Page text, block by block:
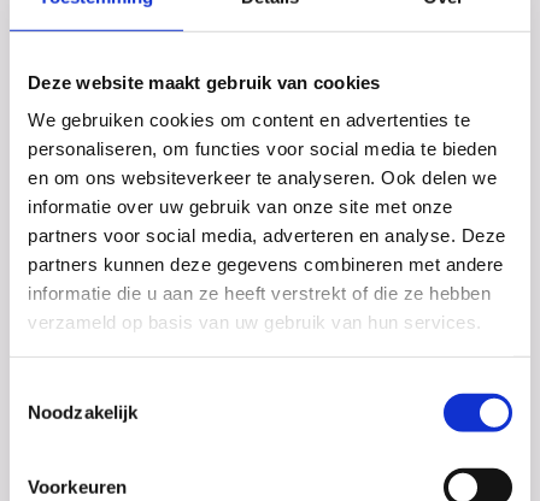
Deze website maakt gebruik van cookies
We gebruiken cookies om content en advertenties te
personaliseren, om functies voor social media te bieden
en om ons websiteverkeer te analyseren. Ook delen we
informatie over uw gebruik van onze site met onze
partners voor social media, adverteren en analyse. Deze
partners kunnen deze gegevens combineren met andere
informatie die u aan ze heeft verstrekt of die ze hebben
verzameld op basis van uw gebruik van hun services.
Noodzakelijk
Voorkeuren
Examens!
De eerste twee dagen van het CSE zijn inmiddels
voorbij. Het Dalton College wenst al haar
examenleerlingen voor alle komende examens succes!